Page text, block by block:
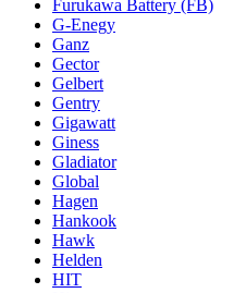
Furukawa Battery (FB)
G-Enegy
Ganz
Gector
Gelbert
Gentry
Gigawatt
Giness
Gladiator
Global
Hagen
Hankook
Hawk
Helden
HIT